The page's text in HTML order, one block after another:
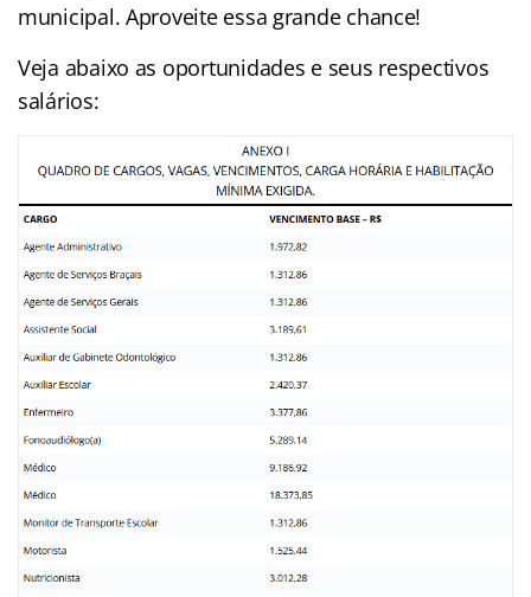
municipal. Aproveite essa grande chance!
Veja abaixo as oportunidades e seus respectivos
salários: